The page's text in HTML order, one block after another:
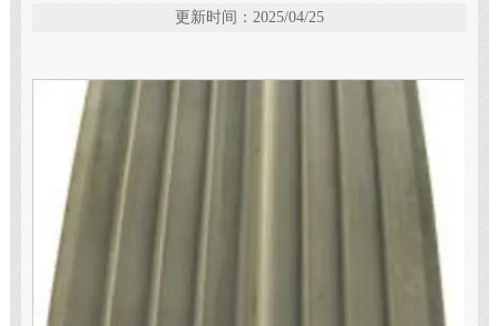
更新时间：2025/04/25